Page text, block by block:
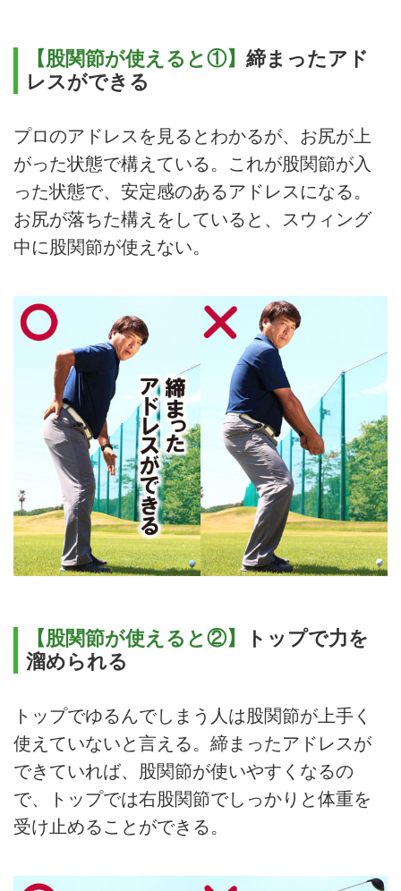
【股関節が使えると①】 締まったアド
レスができる
プロのアドレスを見るとわかるが、お尻が上
がった状態で構えている。これが股関節が入
った状態で、安定感のあるアドレスになる。
お尻が落ちた構えをしていると、スウィング
中に股関節が使えない。
【股関節が使えると②】
トップで力を
溜められる
トップでゆるんでしまう人は股関節が上手く
使えていないと言える。締まったアドレスが
できていれば、股関節が使いやすくなるの
で、トップでは右股関節でしっかりと体重を
受け止めることができる。